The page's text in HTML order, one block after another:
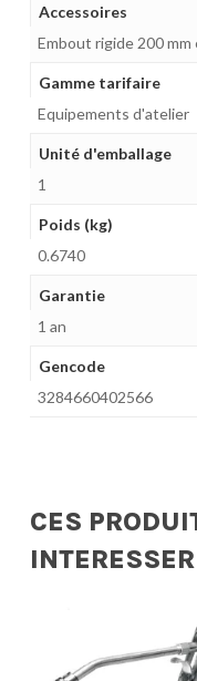
Accessoires
Embout rigide 200 mm
Gamme tarifaire
Equipements d'atelier
Unité d'emballage
1
Poids (kg)
0.6740
Garantie
1 an
Gencode
3284660402566
CES
INTERESSER